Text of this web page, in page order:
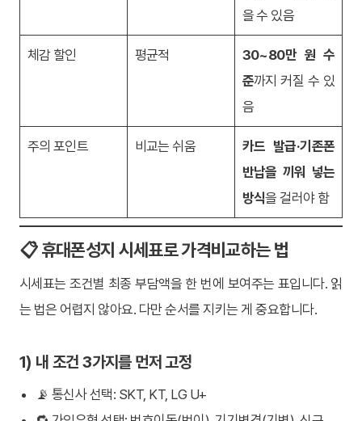
을 수 있음
체감 할인 평균적
30~80만 원 수
준까지 커질 수 있
음
주의 포인트 비교는 쉬움
카드 발급·기존폰
반납을 끼워 넣는
방식을 걸러야 함
📋 휴대폰성지 시세표로 가격비교하는 법
시세표는 조건별 최종 부담액을 한 번에 보여주는 표입니다. 읽
는 법은 어렵지 않아요. 다만 순서를 지키는 게 중요합니다.
1) 내 조건 3가지를 먼저 고정
📡 통신사 선택: SKT, KT, LG U+